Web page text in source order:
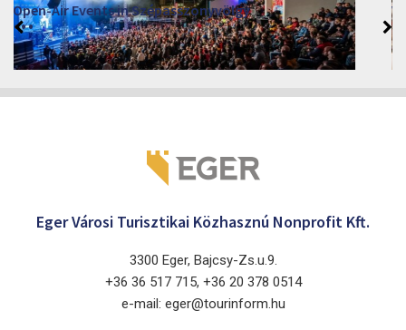
VINO – Wine Tasting Festival in Eger 2026
2026. August 12 - 17.
Eger 3300, Dobó István tér
Eger Városi Turisztikai Közhasznú Nonprofit Kft.
3300 Eger, Bajcsy-Zs.u.9.
+36 36 517 715, +36 20 378 0514
e-mail: eger@tourinform.hu